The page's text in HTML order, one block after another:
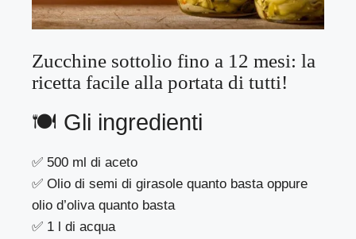
Zucchine sottolio fino a 12 mesi: la
ricetta facile alla portata di tutti!
🍽 Gli ingredienti
✅ 500 ml di aceto
✅ Olio di semi di girasole quanto basta oppure
olio d’oliva quanto basta
✅ 1 l di acqua